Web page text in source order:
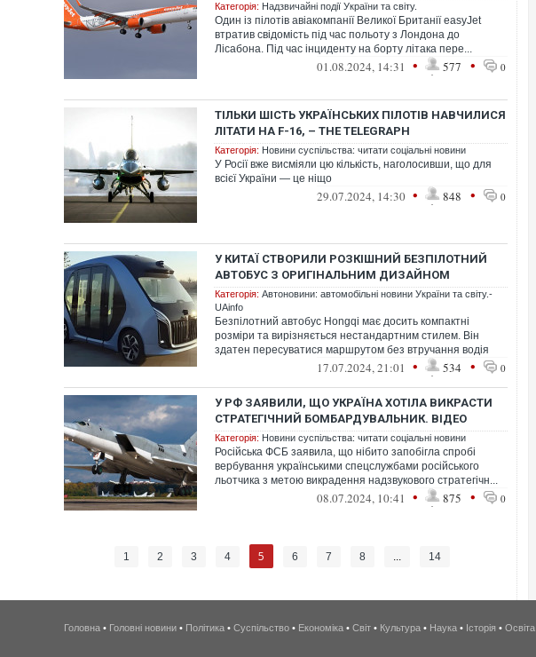
Категорія: Надзвичайні події України та світу.
Один із пілотів авіакомпанії Великої Британії еasyJet
втратив свідомість під час польоту з Лондона до
Лісабона. Під час інциденту на борту літака пере...
01.08.2024, 14:31 • 577 • 0
ТІЛЬКИ ШІСТЬ УКРАЇНСЬКИХ ПІЛОТІВ НАВЧИЛИСЯ
ЛІТАТИ НА F-16, – THE TELEGRAPH
Категорія: Новини суспільства: читати соціальні новини
У Росії вже висміяли цю кількість, наголосивши, що для
всієї України — це ніщо
29.07.2024, 14:30 • 848 • 0
У КИТАЇ СТВОРИЛИ РОЗКІШНИЙ БЕЗПІЛОТНИЙ
АВТОБУС З ОРИГІНАЛЬНИМ ДИЗАЙНОМ
Категорія: Автоновини: автомобільні новини України та світу.-
UAinfo
Безпілотний автобус Hongqi має досить компактні
розміри та вирізняється нестандартним стилем. Він
здатен пересуватися маршрутом без втручання водія
17.07.2024, 21:01 • 534 • 0
У РФ ЗАЯВИЛИ, ЩО УКРАЇНА ХОТІЛА ВИКРАСТИ
СТРАТЕГІЧНИЙ БОМБАРДУВАЛЬНИК. ВІДЕО
Категорія: Новини суспільства: читати соціальні новини
Російська ФСБ заявила, що нібито запобігла спробі
вербування українськими спецслужбами російського
льотчика з метою викрадення надзвукового стратегічн...
08.07.2024, 10:41 • 875 • 0
1 2 3 4 5 6 7 8 ... 14
Головна • Головні новини • Політика • Суспільство • Економіка • Світ • Культура • Наука • Історія • Освіта